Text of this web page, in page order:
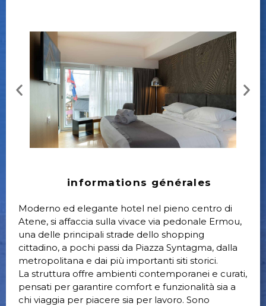
informations générales
Moderno ed elegante hotel nel pieno centro di
Atene, si affaccia sulla vivace via pedonale Ermou,
una delle principali strade dello shopping
cittadino, a pochi passi da Piazza Syntagma, dalla
metropolitana e dai più importanti siti storici.
La struttura offre ambienti contemporanei e curati,
pensati per garantire comfort e funzionalità sia a
chi viaggia per piacere sia per lavoro. Sono